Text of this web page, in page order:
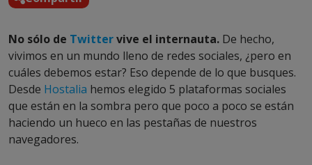
No sólo de Twittervive el internauta. De hecho,
vivimos en un mundo lleno de redes sociales, ¿pero en
cuáles debemos estar? Eso depende de lo que busques.
Desde Hostalia hemos elegido 5 plataformas sociales
que están en la sombra pero que poco a poco se están
haciendo un hueco en las pestañas de nuestros
navegadores.